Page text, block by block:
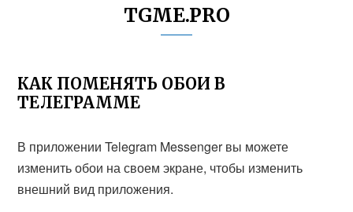
TGME.PRO
КАК ПОМЕНЯТЬ ОБОИ В
ТЕЛЕГРАММЕ
В приложении Telegram Messenger вы можете
изменить обои на своем экране, чтобы изменить
внешний вид приложения.